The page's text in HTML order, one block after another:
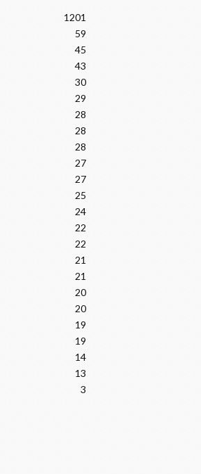
1201
59
45
43
30
29
28
28
28
27
27
25
24
22
22
21
21
20
20
19
19
14
13
3